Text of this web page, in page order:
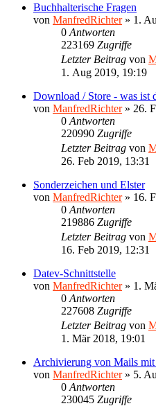
Buchhalterische Fragen
von ManfredRichter» 1.
0 Antworten
223169 Zugriffe
Letzter Beitrag von
1. Aug 2019, 19:19
Download / Store - was ist
von ManfredRichter» 26.
0 Antworten
220990 Zugriffe
Letzter Beitrag von
26. Feb 2019, 13:31
Sonderzeichen und Elster
von ManfredRichter» 16.
0 Antworten
219886 Zugriffe
Letzter Beitrag von
16. Feb 2019, 12:31
Datev-Schnittstelle
von ManfredRichter» 1.
0 Antworten
227608 Zugriffe
Letzter Beitrag von
1. Mär 2018, 19:01
Archivierung von Mails mit
von ManfredRichter» 5.
0 Antworten
230045 Zugriffe